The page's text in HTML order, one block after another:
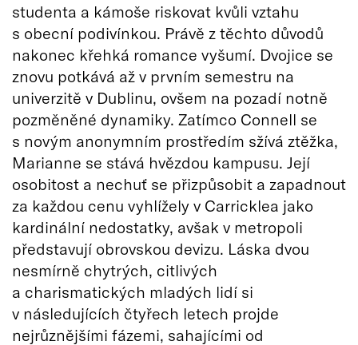
studenta a kámoše riskovat kvůli vztahu
s obecní podivínkou. Právě z těchto důvodů
nakonec křehká romance vyšumí. Dvojice se
znovu potkává až v prvním semestru na
univerzitě v Dublinu, ovšem na pozadí notně
pozměněné dynamiky. Zatímco Connell se
s novým anonymním prostředím sžívá ztěžka,
Marianne se stává hvězdou kampusu. Její
osobitost a nechuť se přizpůsobit a zapadnout
za každou cenu vyhlížely v Carricklea jako
kardinální nedostatky, avšak v metropoli
představují obrovskou devizu. Láska dvou
nesmírně chytrých, citlivých
a charismatických mladých lidí si
v následujících čtyřech letech projde
nejrůznějšími fázemi, sahajícími od